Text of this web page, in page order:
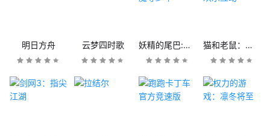
明日方舟 云梦四时歌 妖精的尾巴:魔导少年 猫和老鼠：欢乐互动